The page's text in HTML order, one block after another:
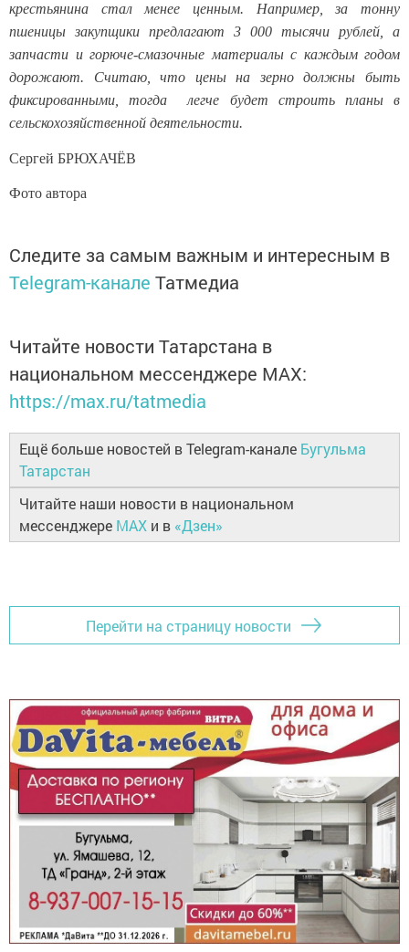
крестьянина стал менее ценным. Например, за тонну
пшеницы закупщики предлагают 3 000 тысячи рублей, а
запчасти и горюче-смазочные материалы с каждым годом
дорожают. Считаю, что цены на зерно должны быть
фиксированными, тогда легче будет строить планы в
сельскохозяйственной деятельности.
Сергей БРЮХАЧЁВ
Фото автора
Следите за самым важным и интересным в
Telegram-канале Татмедиа
Читайте новости Татарстана в
национальном мессенджере MАХ:
https://max.ru/tatmedia
Ещё больше новостей в Telegram-канале Бугульма
Татарстан
Читайте наши новости в национальном
мессенджере MAX и в «Дзен»
Перейти на страницу новости